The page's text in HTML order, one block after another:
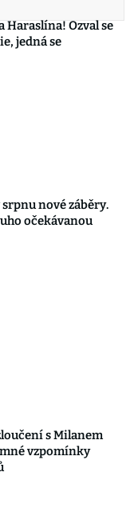
Haraslína! Ozval se
jedná se
srpnu nové záběry.
očekávanou
s Milanem
vzpomínky